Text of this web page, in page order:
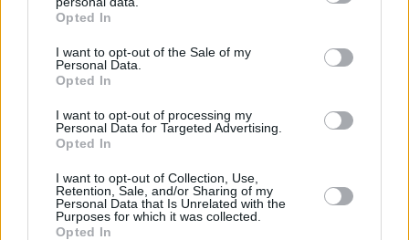
grant or deny consent to Google and its third-party tags to
use your data for below specified purposes in below Google
consent section.
Opted In
I want to opt-out of the Sale of my
Personal Data.
Opted In
I want to opt-out of processing my
Personal Data for Targeted Advertising.
Opted In
I want to opt-out of Collection, Use,
Retention, Sale, and/or Sharing of my
Personal Data that Is Unrelated with the
Purposes for which it was collected.
Opted In